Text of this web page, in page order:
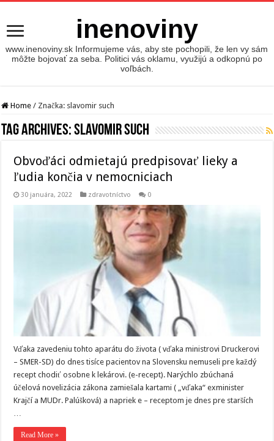
inenoviny
www.inenoviny.sk Informujeme vás, aby ste pochopili, že len vy sám
môžte bojovať za seba. Politici vás oklamu, využijú a odkopnú po
voľbách.
Home / Značka: slavomir such
Tag Archives:slavomir such
Obvoďáci odmietajú predpisovať lieky a
ľudia končia v nemocniciach
30 januára, 2022 zdravotníctvo 0
Vďaka zavedeniu tohto aparátu do života ( vďaka ministrovi Druckerovi
– SMER-SD) do dnes tisíce pacientov na Slovensku nemuseli pre každý
recept chodiť osobne k lekárovi. (e-recept). Narýchlo zbúchaná
účelová novelizácia zákona zamiešala kartami ( „vďaka“ exminister
Krajčí a MUDr. Palúšková) a napriek e – receptom je dnes pre starších
Read More »